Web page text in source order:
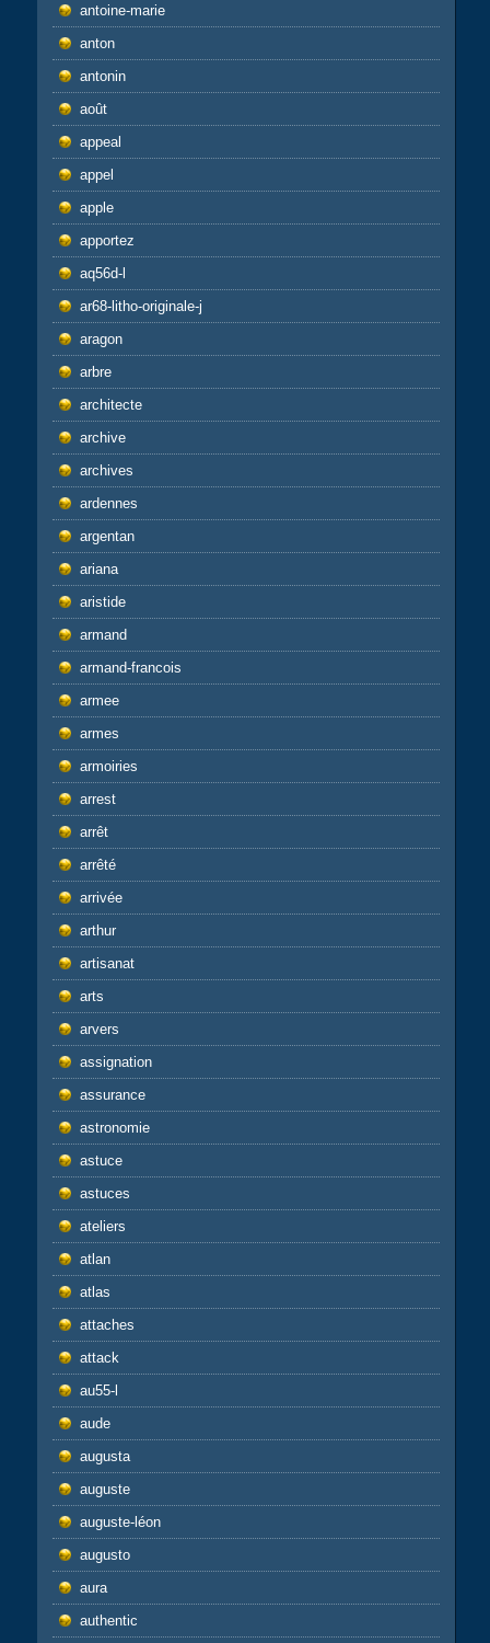
antoine-marie
anton
antonin
août
appeal
appel
apple
apportez
aq56d-l
ar68-litho-originale-j
aragon
arbre
architecte
archive
archives
ardennes
argentan
ariana
aristide
armand
armand-francois
armee
armes
armoiries
arrest
arrêt
arrêté
arrivée
arthur
artisanat
arts
arvers
assignation
assurance
astronomie
astuce
astuces
ateliers
atlan
atlas
attaches
attack
au55-l
aude
augusta
auguste
auguste-léon
augusto
aura
authentic